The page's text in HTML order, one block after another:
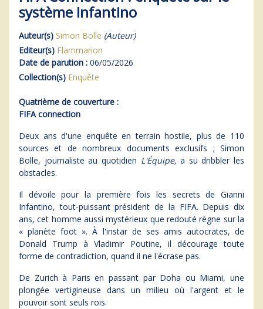
système Infantino
Auteur(s) Simon Bolle (Auteur)
Editeur(s) Flammarion
Date de parution : 06/05/2026
Collection(s) Enquête
Quatrième de couverture :
FIFA connection
Deux ans d'une enquête en terrain hostile, plus de 110
sources et de nombreux documents exclusifs ; Simon
Bolle, journaliste au quotidien L'Équipe,a su dribbler les
obstacles.
Il dévoile pour la première fois les secrets de Gianni
Infantino, tout-puissant président de la FIFA. Depuis dix
ans, cet homme aussi mystérieux que redouté règne sur la
« planète foot ». À l'instar de ses amis autocrates, de
Donald Trump à Vladimir Poutine, il décourage toute
forme de contradiction, quand il ne l'écrase pas.
De Zurich à Paris en passant par Doha ou Miami, une
plongée vertigineuse dans un milieu où l'argent et le
pouvoir sont seuls rois.